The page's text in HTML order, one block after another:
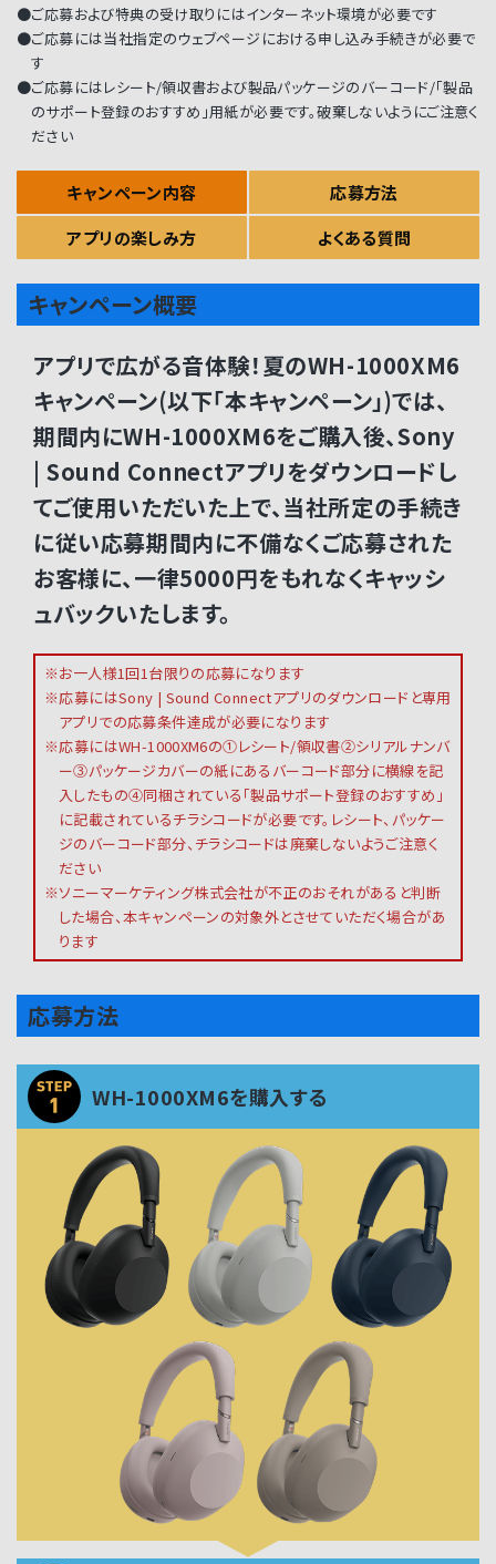
●ご応募および特典の受け取りにはインターネット環境が必要です
●ご応募には当社指定のウェブページにおける申し込み手続きが必要で
す
●ご応募にはレシート/領収書および製品パッケージのバーコード/「製品
のサポート登録のおすすめ」用紙が必要です。破棄しないようにご注意く
ださい
キャンペーン内容
応募方法
アプリの楽しみ方
よくある質問
キャンペーン概要
アプリで広がる音体験！夏のWH-1000XM6
キャンペーン(以下「本キャンペーン」)では、
期間内にWH-1000XM6をご購入後、Sony
| Sound Connectアプリをダウンロードし
てご使用いただいた上で、当社所定の手続き
に従い応募期間内に不備なくご応募された
お客様に、一律5000円をもれなくキャッシ
ュバックいたします。
※お一人様1回1台限りの応募になります
※応募にはSony | Sound Connectアプリのダウンロードと専用
アプリでの応募条件達成が必要になります
※応募にはWH-1000XM6の①レシート/領収書②シリアルナンバ
ー③パッケージカバーの紙にあるバーコード部分に横線を記
入したもの④同梱されている「製品サポート登録のおすすめ」
に記載されているチラシコードが必要です。レシート、パッケー
ジのバーコード部分、チラシコードは廃棄しないようご注意く
ださい
※ソニーマーケティング株式会社が不正のおそれがあると判断
した場合、本キャンペーンの対象外とさせていただく場合があ
ります
応募方法
WH-1000XM6を購入する